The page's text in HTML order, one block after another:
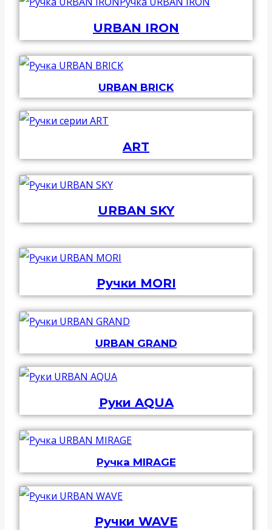
URBAN IRON
URBAN BRICK
ART
URBAN SKY
Ручки MORI
URBAN GRAND
Руки AQUA
Ручка MIRAGE
Ручки WAVE